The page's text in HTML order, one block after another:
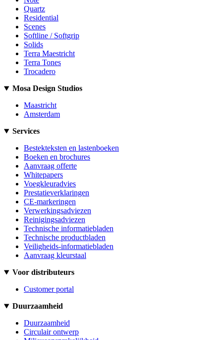
Quartz
Residential
Scenes
Softline / Softgrip
Solids
Terra Maestricht
Terra Tones
Trocadero
Mosa Design Studios
Maastricht
Amsterdam
Services
Bestekteksten en lastenboeken
Boeken en brochures
Aanvraag offerte
Whitepapers
Voegkleuradvies
Prestatieverklaringen
CE-markeringen
Verwerkingsadviezen
Reinigingsadviezen
Technische informatiebladen
Technische productbladen
Veiligheids-informatiebladen
Aanvraag kleurstaal
Voor distributeurs
Customer portal
Duurzaamheid
Duurzaamheid
Circulair ontwerp